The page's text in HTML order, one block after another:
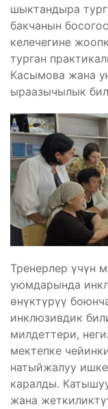
шыктандыра
бакчанын
келечегине
турган
Касымова жана
ыраазычылык
Тренерлер үчүн
уюмдарында
өнүктүрүү
инклюзивдик
милдеттери,
мектепке
натыйжалуу
каралды.
жана